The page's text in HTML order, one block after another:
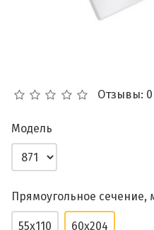
Отзывы: 0
Модель
Прямоугольное сечение,
55x110 60x204